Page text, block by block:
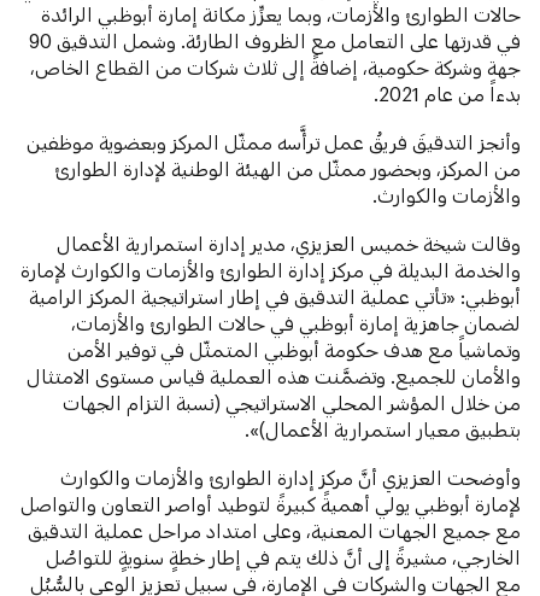
حالات الطوارئ والأزمات، وبما يعزِّز مكانة إمارة أبوظبي الرائدة
في قدرتها على التعامل مع الظروف الطارئة. وشمل التدقيق 90
جهة وشركة حكومية، إضافةً إلى ثلاث شركات من القطاع الخاص،
بدءاً من عام 2021.
وأنجز التدقيقَ فريقُ عمل ترأَّسه ممثّل المركز وبعضوية موظفين
من المركز، وبحضور ممثّل من الهيئة الوطنية لإدارة الطوارئ
والأزمات والكوارث.
وقالت شيخة خميس العزيزي، مدير إدارة استمرارية الأعمال
والخدمة البديلة في مركز إدارة الطوارئ والأزمات والكوارث لإمارة
أبوظبي: «تأتي عملية التدقيق في إطار استراتيجية المركز الرامية
لضمان جاهزية إمارة أبوظبي في حالات الطوارئ والأزمات،
وتماشياً مع هدف حكومة أبوظبي المتمثّل في توفير الأمن
والأمان للجميع. وتضمَّنت هذه العملية قياس مستوى الامتثال
من خلال المؤشر المحلي الاستراتيجي (نسبة التزام الجهات
بتطبيق معيار استمرارية الأعمال)».
وأوضحت العزيزي أنَّ مركز إدارة الطوارئ والأزمات والكوارث
لإمارة أبوظبي يولي أهميةً كبيرةً لتوطيد أواصر التعاون والتواصل
مع جميع الجهات المعنية، وعلى امتداد مراحل عملية التدقيق
الخارجي، مشيرةً إلى أنَّ ذلك يتم في إطار خطةٍ سنويةٍ للتواصُل
مع الجهات والشركات في الإمارة، في سبيل تعزيز الوعي بالسُّبُل